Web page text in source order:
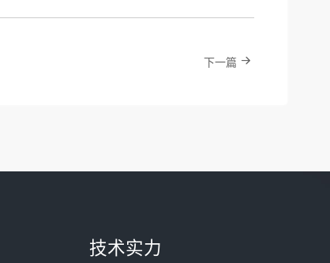
下一篇
技术实力